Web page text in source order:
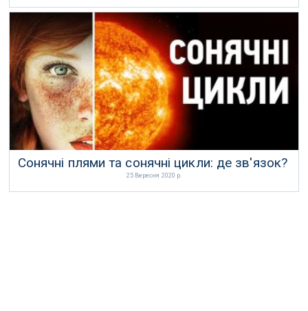
Сонячні плями та сонячні цикли: де зв'язок?
25 Вересня 2020 р.